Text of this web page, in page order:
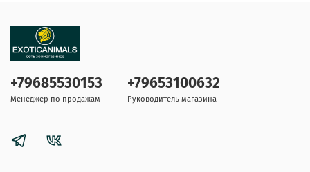
+79685530153
Менеджер по продажам
+79653100632
Руководитель магазина